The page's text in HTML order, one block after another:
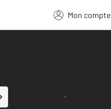
Mon compte
Lancer ma recherche